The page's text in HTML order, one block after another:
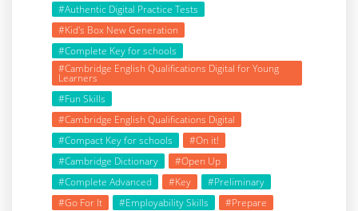
#Authentic Digital Practice Tests
#Kid's Box New Generation
#Complete Key for schools
#Cambridge English Qualifications Digital for Young
Learners
#Fun Skills
#Cambridge English Qualifications Digital
#Compact Key for schools
#On it!
#Cambridge Dictionary
#Open Up
#Complete Advanced
#Key
#Preliminary
#Go For It
#Employability Skills
#Prepare